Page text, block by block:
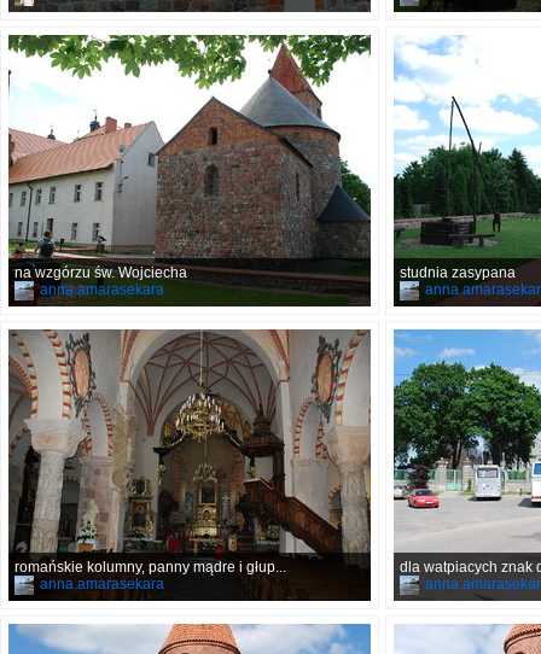
na wzgórzu św. Wojciecha
anna.amarasekara
studnia zasypana
romańskie kolumny, panny mądre i głup...
anna.amarasekara
dla watpiacych znak